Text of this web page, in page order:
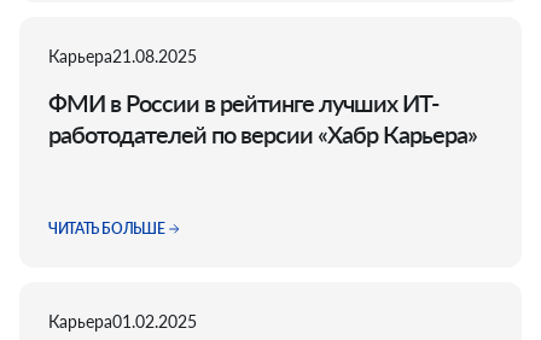
Карьера21.08.2025
ФМИ в России в рейтинге лучших ИТ-
работодателей по версии «Хабр Карьера»
ЧИТАТЬ БОЛЬШЕ
Карьера01.02.2025